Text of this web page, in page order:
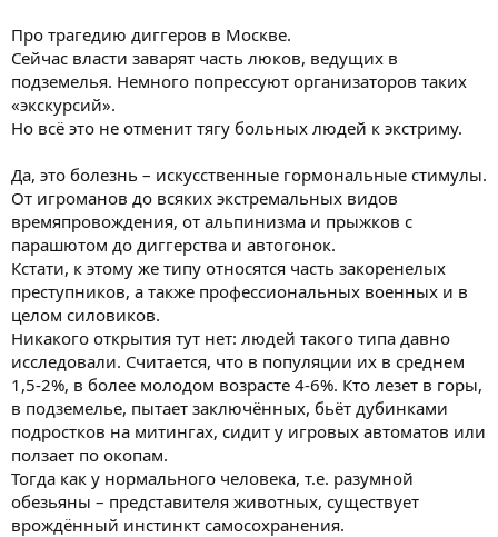
Про трагедию диггеров в Москве.
Сейчас власти заварят часть люков, ведущих в
подземелья. Немного попрессуют организаторов таких
«экскурсий».
Но всё это не отменит тягу больных людей к экстриму.
Да, это болезнь – искусственные гормональные стимулы.
От игроманов до всяких экстремальных видов
времяпровождения, от альпинизма и прыжков с
парашютом до диггерства и автогонок.
Кстати, к этому же типу относятся часть закоренелых
преступников, а также профессиональных военных и в
целом силовиков.
Никакого открытия тут нет: людей такого типа давно
исследовали. Считается, что в популяции их в среднем
1,5-2%, в более молодом возрасте 4-6%. Кто лезет в горы,
в подземелье, пытает заключённых, бьёт дубинками
подростков на митингах, сидит у игровых автоматов или
ползает по окопам.
Тогда как у нормального человека, т.е. разумной
обезьяны – представителя животных, существует
врождённый инстинкт самосохранения.